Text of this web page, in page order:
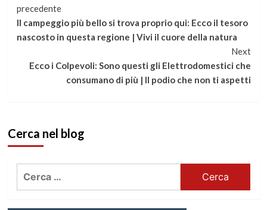
Continua
a
leggere
precedente
Il campeggio più bello si trova proprio qui: Ecco il tesoro
nascosto in questa regione | Vivi il cuore della natura
Next
Ecco i Colpevoli: Sono questi gli Elettrodomestici che
consumano di più | Il podio che non ti aspetti
Cerca nel blog